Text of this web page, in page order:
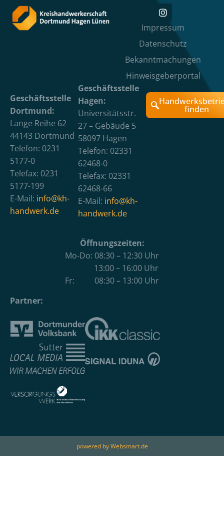
Impressum
Datenschutz
Bekanntmachungen
Hinweisgeberportal
Geschäftsstelle
Dortmund:
Lange Reihe 62
44143 Dortmund
Telefon: 0231
5177-0
Telefax: 0231
5177-199
E-Mail: info@kh-
handwerk.de
Geschäftsstelle
Hagen:
Universitätsstr.
27 – Gebäude 5
58097 Hagen
Telefon: 02331
62468-0
Telefax: 02331
62468-66
E-Mail: info@kh-
handwerk.de
finden
Öffnungszeiten:
Mo-Do: 08:30 – 12:30 Uhr
13:00 – 16:00 Uhr
Fr: 08:30 – 13:00 Uhr
Partner:
powered by Websmart.de